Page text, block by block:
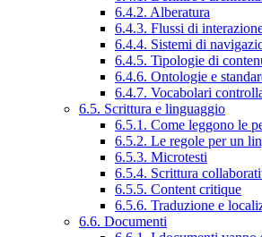
6.4.2. Alberatura
6.4.3. Flussi di
6.4.4. Sistemi di
6.4.5. Tipologie di
6.4.6. Ontologie e
6.4.7. Vocabolari
6.5. Scrittura e linguaggio
6.5.1. Come leggono le
6.5.2. Le regole per un
6.5.3. Microtesti
6.5.4. Scrittura
6.5.5. Content critique
6.5.6. Traduzione e
6.6. Documenti